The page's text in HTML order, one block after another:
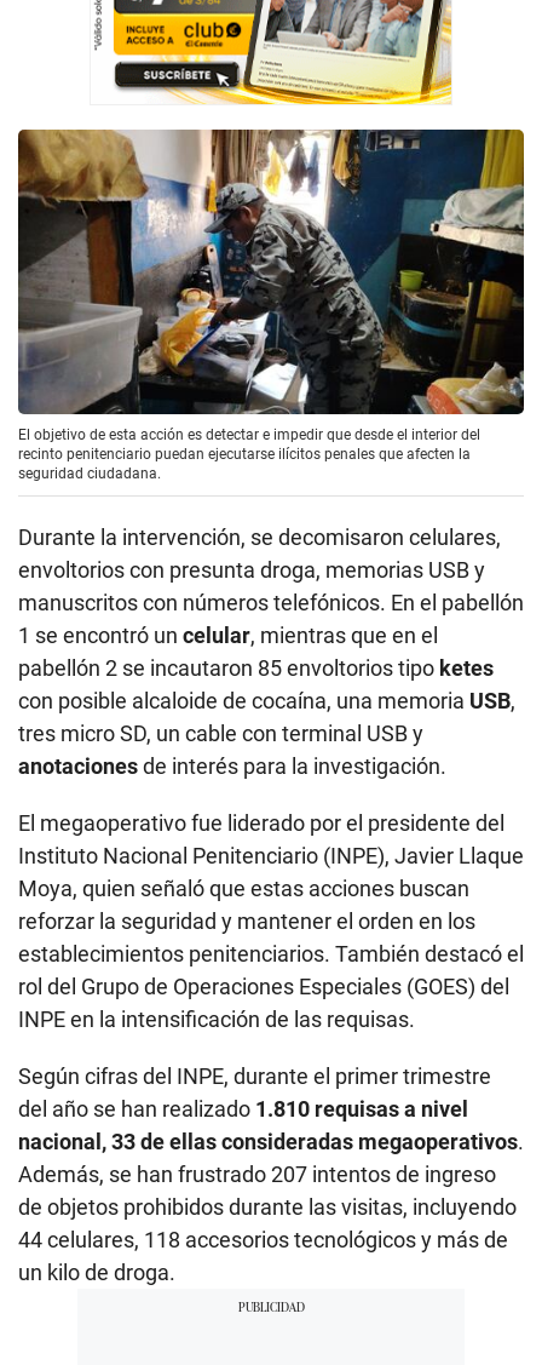
El objetivo de esta acción es detectar e impedir que desde el interior del
recinto penitenciario puedan ejecutarse ilícitos penales que afecten la
seguridad ciudadana.
Durante la intervención, se decomisaron celulares,
envoltorios con presunta droga, memorias USB y
manuscritos con números telefónicos. En el pabellón
1 se encontró un celular, mientras que en el
pabellón 2 se incautaron 85 envoltorios tipo ketes
con posible alcaloide de cocaína, una memoria USB,
tres micro SD, un cable con terminal USB y
anotacionesde interés para la investigación.
El megaoperativo fue liderado por el presidente del
Instituto Nacional Penitenciario (INPE), Javier Llaque
Moya, quien señaló que estas acciones buscan
reforzar la seguridad y mantener el orden en los
establecimientos penitenciarios. También destacó el
rol del Grupo de Operaciones Especiales (GOES) del
INPE en la intensificación de las requisas.
Según cifras del INPE, durante el primer trimestre
del año se han realizado 1.810 requisas a nivel
nacional, 33 de ellas consideradas megaoperativos.
Además, se han frustrado 207 intentos de ingreso
de objetos prohibidos durante las visitas, incluyendo
44 celulares, 118 accesorios tecnológicos y más de
un kilo de droga.